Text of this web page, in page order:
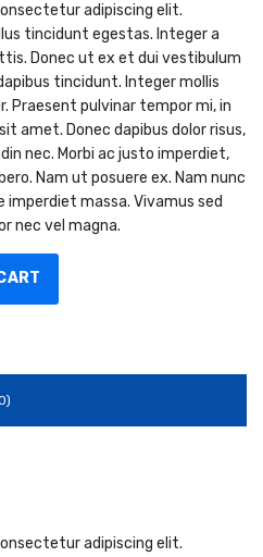
adipiscing elit.
tincidunt egestas. Integer a
Donec ut ex et dui vestibulum
tincidunt. Integer mollis
Praesent pulvinar tempor mi, in
amet. Donec dapibus dolor risus,
nec. Morbi ac justo imperdiet,
Nam ut posuere ex. Nam nunc
imperdiet massa. Vivamus sed
nec vel magna.
adipiscing elit.